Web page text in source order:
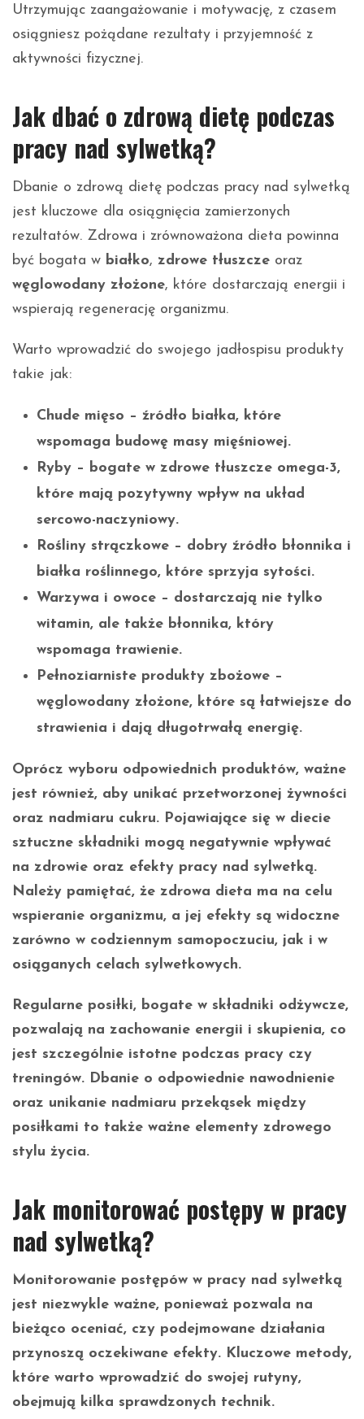
Utrzymując zaangażowanie i motywację, z czasem
osiągniesz pożądane rezultaty i przyjemność z
aktywności fizycznej.
Jak dbać o zdrową dietę podczas
pracy nad sylwetką?
Dbanie o zdrową dietę podczas pracy nad sylwetką
jest kluczowe dla osiągnięcia zamierzonych
rezultatów. Zdrowa i zrównoważona dieta powinna
być bogata w białko, zdrowe tłuszcze oraz
węglowodany złożone, które dostarczają energii i
wspierają regenerację organizmu.
Warto wprowadzić do swojego jadłospisu produkty
takie jak:
Chude mięso – źródło białka, które
wspomaga budowę masy mięśniowej.
Ryby – bogate w zdrowe tłuszcze omega-3,
które mają pozytywny wpływ na układ
sercowo-naczyniowy.
Rośliny strączkowe – dobry źródło błonnika i
białka roślinnego, które sprzyja sytości.
Warzywa i owoce – dostarczają nie tylko
witamin, ale także błonnika, który
wspomaga trawienie.
Pełnoziarniste produkty zbożowe –
węglowodany złożone, które są łatwiejsze do
strawienia i dają długotrwałą energię.
Oprócz wyboru odpowiednich produktów, ważne
jest również, aby unikać przetworzonej żywności
oraz nadmiaru cukru. Pojawiające się w diecie
sztuczne składniki mogą negatywnie wpływać
na zdrowie oraz efekty pracy nad sylwetką.
Należy pamiętać, że zdrowa dieta ma na celu
wspieranie organizmu, a jej efekty są widoczne
zarówno w codziennym samopoczuciu, jak i w
osiąganych celach sylwetkowych.
Regularne posiłki, bogate w składniki odżywcze,
pozwalają na zachowanie energii i skupienia, co
jest szczególnie istotne podczas pracy czy
treningów. Dbanie o odpowiednie nawodnienie
oraz unikanie nadmiaru przekąsek między
posiłkami to także ważne elementy zdrowego
stylu życia.
Jak monitorować postępy w pracy
nad sylwetką?
Monitorowanie postępów w pracy nad sylwetką
jest niezwykle ważne, ponieważ pozwala na
bieżąco oceniać, czy podejmowane działania
przynoszą oczekiwane efekty. Kluczowe metody,
które warto wprowadzić do swojej rutyny,
obejmują kilka sprawdzonych technik.